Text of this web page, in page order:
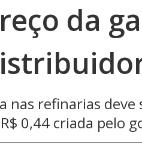
da
nas refinarias
0,44 criada pelo